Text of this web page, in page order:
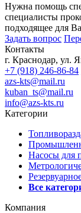
Нужна помощь
специалисты
подходящее для
Задать вопрос
Контакты
г. Краснодар, ул.
+7 (918) 246-86-84
azs-kts@mail.ru
kuban_ts@mail.ru
info@azs-kts.ru
Категории
Насосы для
Все
Компания